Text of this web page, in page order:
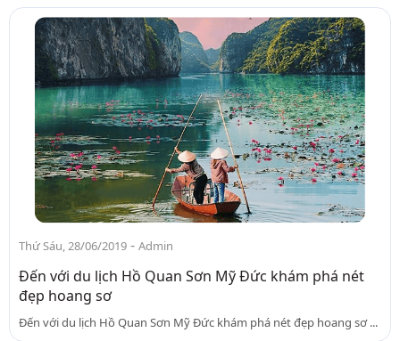
Thứ Sáu, 28/06/2019 - Admin
Đến với du lịch Hồ Quan Sơn Mỹ Đức khám phá nét
đẹp hoang sơ
Đến với du lịch Hồ Quan Sơn Mỹ Đức khám phá nét đẹp hoang sơ ...